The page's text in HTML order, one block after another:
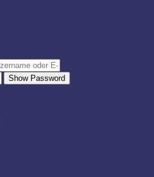
Show Password